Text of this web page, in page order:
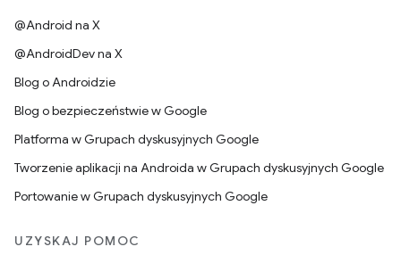
@Android na X
@AndroidDev na X
Blog o Androidzie
Blog o bezpieczeństwie w Google
Platforma w Grupach dyskusyjnych Google
Tworzenie aplikacji na Androida w Grupach dyskusyjnych Google
Portowanie w Grupach dyskusyjnych Google
UZYSKAJ POMOC